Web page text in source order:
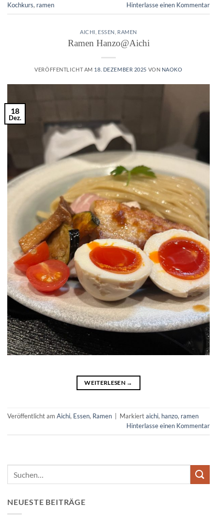
Kochkurs, ramen Hinterlasse einen Kommentar
AICHI ESSEN RAMEN
Ramen Hanzo@Aichi
VERÖFFENTLICHT AM 18. DEZEMBER 2025 VON NAOKO
18
Dez.
WEITERLESEN →
Veröffentlicht am Aichi, Essen, Ramen Markiertaichi, hanzo, ramen
Hinterlasse einen Kommentar
NEUESTE BEITRÄGE